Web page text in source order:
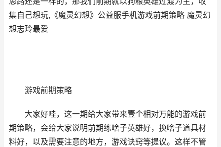
集自己想玩,《魔灵幻想》公益服手机游戏前期策略 魔灵幻
想志玲最爱
游戏前期策略
大家好哇，这一期给大家带来壹个相对万能的游戏前
期策略，会给大家说明前期练啥子英雄好，换啥子道具材
料好，以及需要注意的地方，游戏诀窍等提议。这样不管